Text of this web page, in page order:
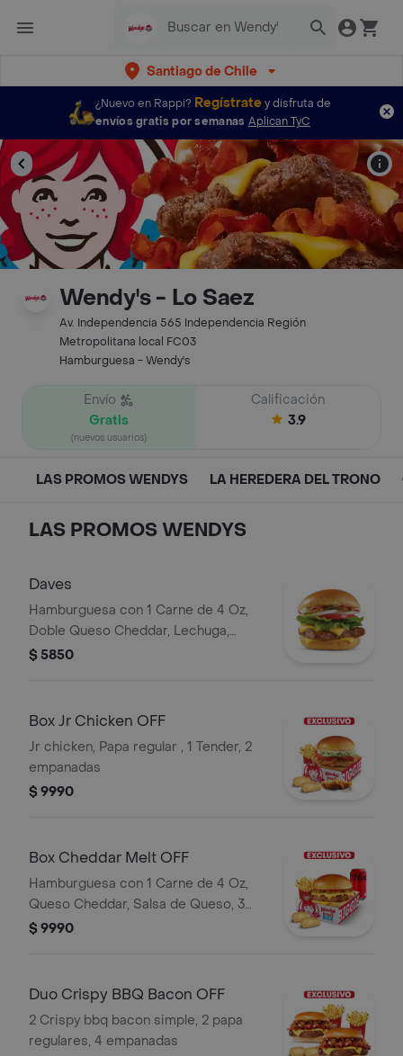
Santiago de Chile
¿Nuevo en Rappi? Regístratey disfruta de
envíos gratis por semanas Aplican TyC
Wendy's - Lo Saez
Av. Independencia 565 Independencia Región
Metropolitana local FC03
Hamburguesa - Wendy's
Envío
Gratis
(nuevos usuarios)
Calificación
3.9
LAS PROMOS WENDYS LA HEREDERA DEL TRONO
LAS PROMOS WENDYS
Daves
Hamburguesa con 1 Carne de 4 Oz,
Doble Queso Cheddar, Lechuga,
Tomate, Pepinillos, Cebolla, Mayonesa,
$ 5850
Box Jr Chicken OFF
Jr chicken, Papa regular , 1 Tender, 2
empanadas
$ 9990
Box Cheddar Melt OFF
Hamburguesa con 1 Carne de 4 Oz,
Queso Cheddar, Salsa de Queso, 3
pepnillos y Ketchup, Papa Regular, 2
$ 9990
Duo Crispy BBQ Bacon OFF
2 Crispy bbq bacon simple, 2 papa
regulares, 4 empanadas